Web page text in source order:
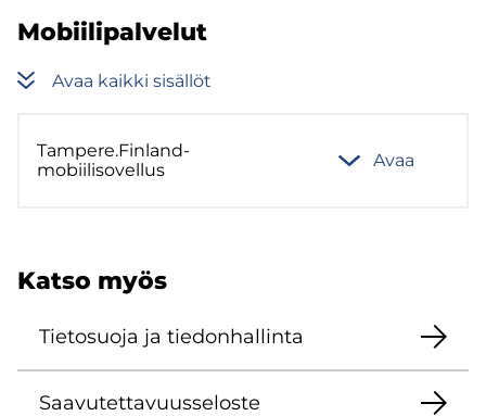
Mo­bii­li­pal­ve­lut
Avaa kaik­ki si­säl­löt
Tam­pe­re.Finland-​
mobiilisovellus
Avaa
Katso myös
Tie­to­suo­ja ja tie­don­hal­lin­ta
Saa­vu­tet­ta­vuus­se­los­te